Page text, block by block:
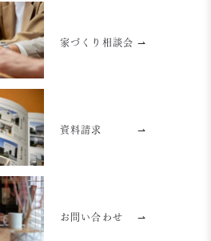
家づくり相談会 ⇀
資料請求 ⇀
お問い合わせ ⇀